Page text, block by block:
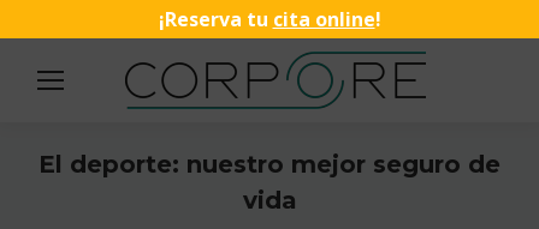
¡Reserva tu cita online!
El deporte: nuestro mejor seguro de
vida